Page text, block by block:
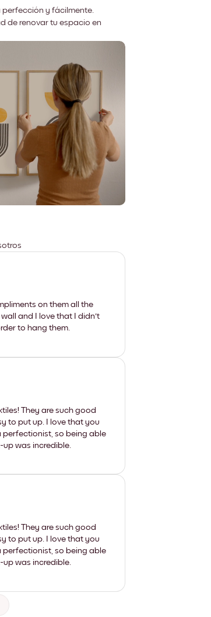
y fácilmente.
de renovar tu espacio en
on them all the
and I love that I didn't
to hang them.
They are such good
to put up. I love that you
so being able
was incredible.
They are such good
to put up. I love that you
so being able
up was incredible.